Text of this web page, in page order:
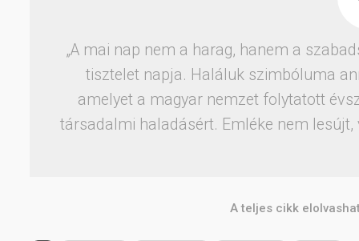
„A mai nap nem a harag, hanem a
tisztelet napja. Haláluk szimbóluma
amelyet a magyar nemzet folytatott
társadalmi haladásért. Emléke nem
A teljes cikk